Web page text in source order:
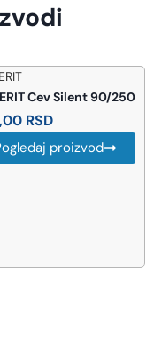
Cev Silent 90/250
RSD
proizvod